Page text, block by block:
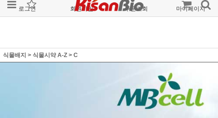
로그인 회원가입 주문조회 마이페이지
식물배지 > 식물시약 A-Z > C